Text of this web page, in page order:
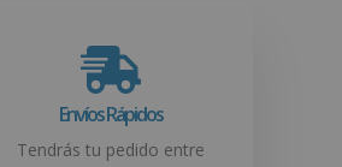
Envíos Rápidos
Tendrás tu pedido entre